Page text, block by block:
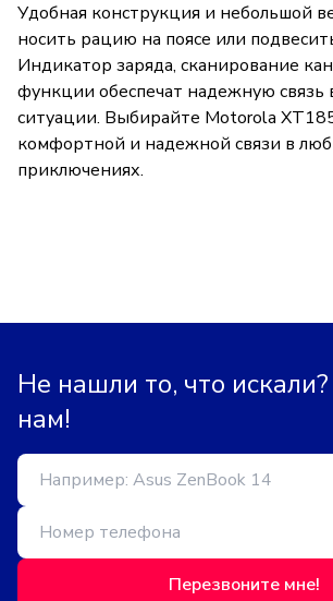
Удобная конструкция и небольшой
носить рацию на поясе или
Индикатор заряда, сканирование
функции обеспечат надежную связь
ситуации. Выбирайте Motorola
комфортной и надежной связи в
приключениях.
Не нашли то, что
нам!
Перезвоните мне!